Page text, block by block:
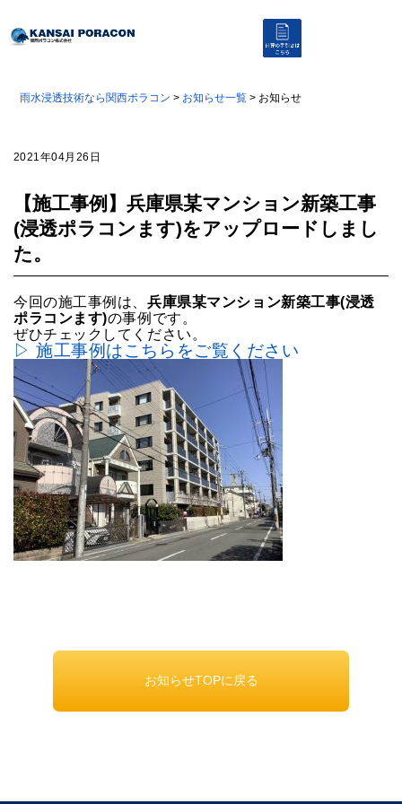
雨水浸透技術なら関西ポラコン > お知らせ一覧 > お知らせ
2021年04月26日
【施工事例】兵庫県某マンション新築工事
(浸透ポラコンます)をアップロードしまし
た。
今回の施工事例は、兵庫県某マンション新築工事(浸透
ポラコンます)の事例です。
ぜひチェックしてください。
▷ 施工事例はこちらをご覧ください
お知らせTOPに戻る